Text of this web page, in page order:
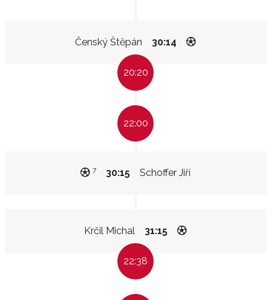
Čenský Štěpán 30:14
20:20
22:00
Schoffer Jiří
30:15
7
Krčil Michal 31:15
22:38